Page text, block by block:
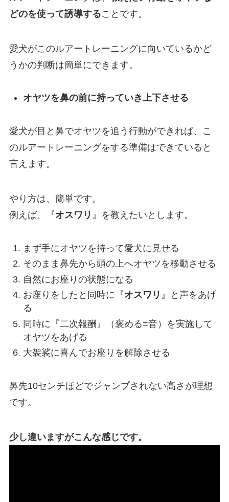
どのを使って誘導することです。
愛犬がこのルアートレーニングに向いているかど
うかの判断は簡単にできます。
オヤツを鼻の前に持っていき上下させる
愛犬が目と鼻でオヤツを追う行動ができれば、こ
のルアートレーニングをする準備はできていると
言えます。
やり方は、簡単です。
例えば、『オスワリ 』を教えたいとします。
まず手にオヤツを持って愛犬に見せる
そのまま鼻先から頭の上へオヤツを移動させる
自然にお座りの状態になる
お座りをしたと同時に『オスワリ 』と声をあげ
る
同時に『二次報酬』（褒める=音）を実施して
オヤツをあげる
大袈裟に喜んでお座りを解除させる
鼻先10センチほどでジャンプされない高さが理想
です。
少し違いますがこんな感じです。